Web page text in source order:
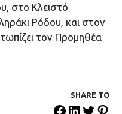
στο Κλειστό
Ρόδου, και στον
τον Προμηθέα
SHARE ΤΟ